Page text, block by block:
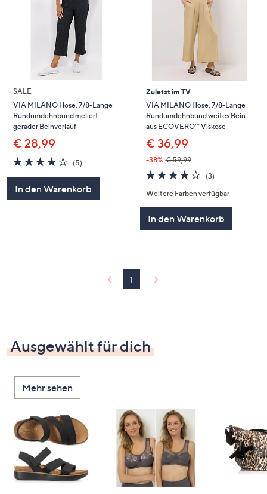
SALE
VIA MILANO Hose, 7/8-Länge
Rundumdehnbund meliert
gerader Beinverlauf
€ 28,99
4.0
von
(5)5
In den Warenkorb
Zuletzt im TV
VIA MILANO Hose, 7/8-Länge
Rundumdehnbund weites Bein
aus ECOVERO™ Viskose
€ 36,99
-38% € 59,99
3.7
von
5
(3)3
Weitere Farben verfügbar
In den Warenkorb
1
Ausgewählt für dich
Mehr sehen